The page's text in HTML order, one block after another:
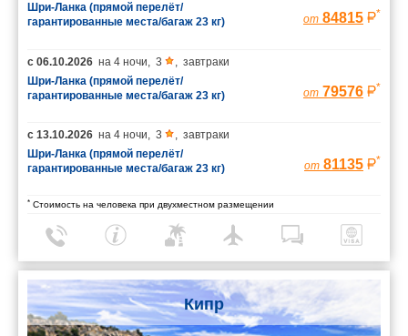
Шри-Ланка (прямой перелёт/
гарантированные места/багаж 23 кг)
от 84815 *
с 06.10.2026 на 4 ночи, 3 , завтраки
Шри-Ланка (прямой перелёт/
гарантированные места/багаж 23 кг)
от 79576 *
с 13.10.2026 на 4 ночи, 3 , завтраки
Шри-Ланка (прямой перелёт/
гарантированные места/багаж 23 кг)
от 81135 *
* Стоимость на человека при двухместном размещении
Кипр